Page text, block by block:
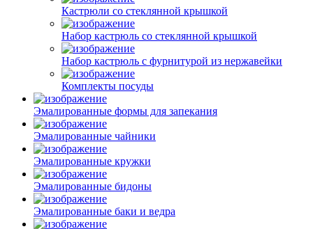
Кастрюли со стеклянной крышкой
Набор кастрюль со стеклянной крышкой
Набор кастрюль с фурнитурой из нержавейки
Комплекты посуды
Эмалированные формы для запекания
Эмалированные чайники
Эмалированные кружки
Эмалированные бидоны
Эмалированные баки и ведра